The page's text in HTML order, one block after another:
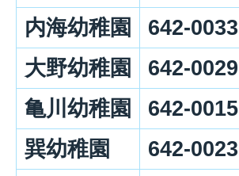
内海幼稚園
642-0033
大野幼稚園
642-0029
亀川幼稚園
642-0015
巽幼稚園
642-0023